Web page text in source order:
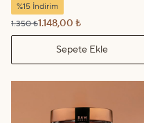
%15 İndirim
1.350 ₺1.148,00 ₺
Sepete Ekle